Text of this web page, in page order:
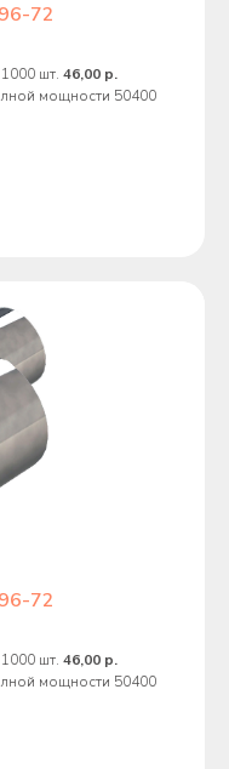
72
шт. 46,00 р.
мощности 50400
72
шт. 46,00 р.
мощности 50400